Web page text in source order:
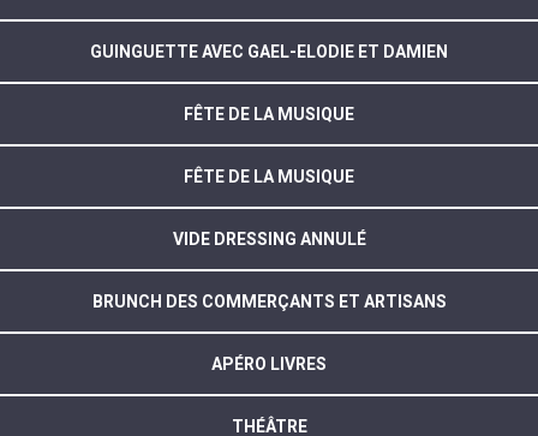
GUINGUETTE AVEC GAEL-ELODIE ET DAMIEN
FÊTE DE LA MUSIQUE
FÊTE DE LA MUSIQUE
VIDE DRESSING ANNULÉ
BRUNCH DES COMMERÇANTS ET ARTISANS
APÉRO LIVRES
THÉÂTRE